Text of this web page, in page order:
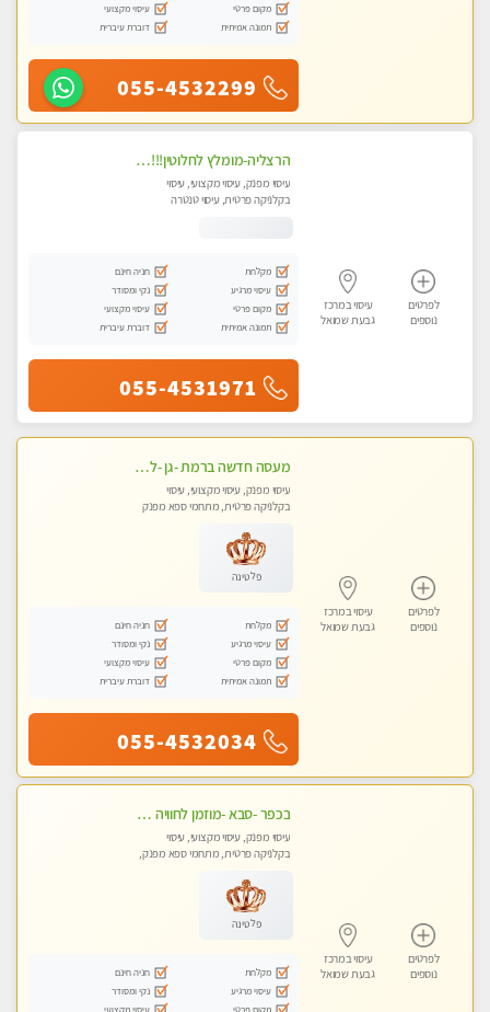
מקום פרטי
עיסוי מקצועי
תמונה אמיתית
דוברת עיברית
055-4532299
לפרטים
נוספים
עיסוי במרכז
גבעת שמואל
הרצליה-מומלץ לחלוטין!!!! כל סוגי העיסויים מעסה מקצועית ואיכותית פרטי!! בנתניה
עיסוי מפנק, עיסוי מקצועי, עיסוי
בקלניקה פרטית, עיסוי טנטרה
מקלחת
חניה חינם
עיסוי מרגיע
נקי ומסודר
מקום פרטי
עיסוי מקצועי
תמונה אמיתית
דוברת עיברית
055-4531971
לפרטים
נוספים
עיסוי במרכז
גבעת שמואל
מעסה חדשה ברמת -גן -לעיסוי מיוחד ואיכותי מקום פרטי ואינטימי ושקט מומלץ לחלוטין!!
עיסוי מפנק, עיסוי מקצועי, עיסוי
בקלניקה פרטית, מתחמי ספא מפנק
פלטינה
מקלחת
חניה חינם
עיסוי מרגיע
נקי ומסודר
מקום פרטי
עיסוי מקצועי
תמונה אמיתית
דוברת עיברית
055-4532034
לפרטים
נוספים
עיסוי במרכז
גבעת שמואל
בכפר -סבא -מוזמן לחוויה בלתי נשכחת!!!עיסוי מפנק ביותר מומלץ לחלוטין!!!
עיסוי מפנק, עיסוי מקצועי, עיסוי
בקלניקה פרטית, מתחמי ספא מפנק,
לנשים בלבד
פלטינה
מקלחת
חניה חינם
עיסוי מרגיע
נקי ומסודר
מקום פרטי
עיסוי מקצועי